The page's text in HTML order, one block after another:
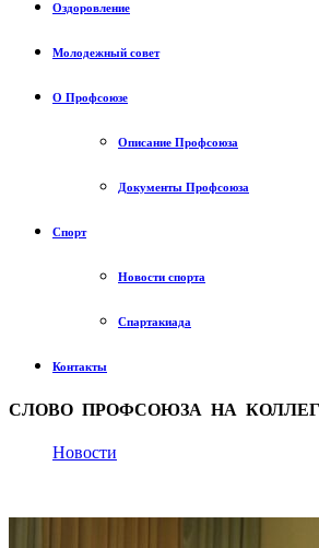
Оздоровление
Молодежный совет
О Профсоюзе
Описание Профсоюза
Документы Профсоюза
Спорт
Новости спорта
Спартакиада
Контакты
СЛОВО ПРОФСОЮЗА НА
Новости